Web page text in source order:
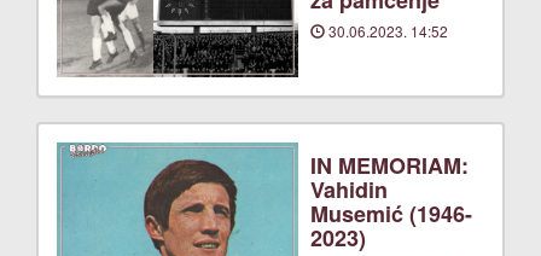
30.06.2023. 14:52
IN MEMORIAM:
Vahidin
Musemić (1946-
2023)